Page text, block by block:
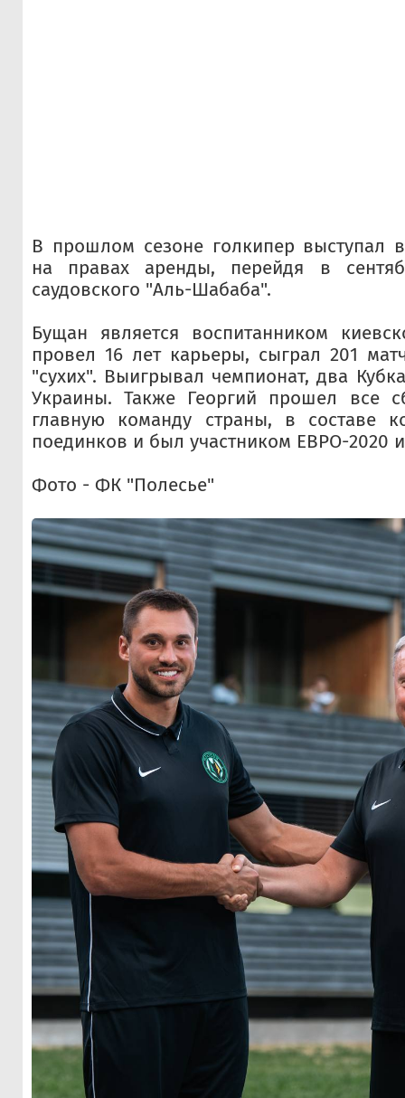
В прошлом сезоне голкипер выступал
на правах аренды, перейдя в
саудовского "Аль-Шабаба".
Бущан является воспитанником
провел 16 лет карьеры, сыграл 201
"сухих". Выигрывал чемпионат, два
Украины. Также Георгий прошел все
главную команду страны, в составе
поединков и был участником ЕВРО-2020
Фото - ФК "Полесье"